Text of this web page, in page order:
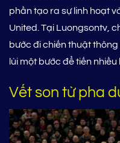
phần tạo ra sự linh hoạt
United. Tại Luongsontv,
bước đi chiến thuật
lùi một bước để tiến
Vết son từ pha